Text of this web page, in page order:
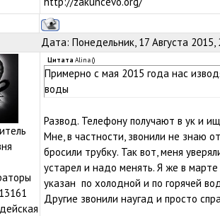
Дата: Понедельник, 17 Августа
13161
Цитата Alina()
Примерно с мая 2015 года нас
воды
Развод. Телефону получают в ук и
Мне, в частности, звонили не знаю
бросили трубку. Так вот, меня
устарел и надо менять. Я же в
указан по холодной и по горячей
Другие звонили наугад и просто